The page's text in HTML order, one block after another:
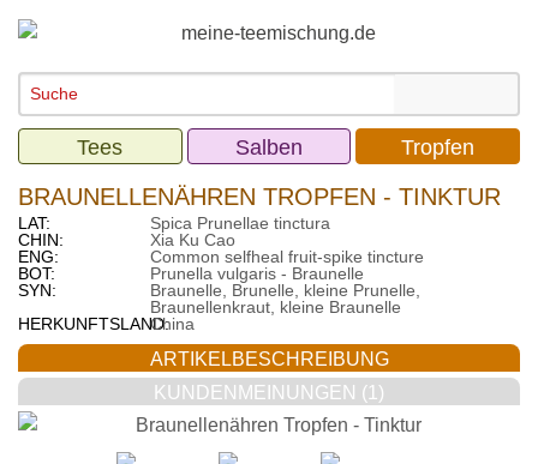
Tees Salben Tropfen
BRAUNELLENÄHREN TROPFEN - TINKTUR
LAT:
Spica Prunellae tinctura
CHIN:
Xia Ku Cao
ENG:
Common selfheal fruit-spike tincture
BOT:
Prunella vulgaris - Braunelle
SYN:
Braunelle, Brunelle, kleine Prunelle,
Braunellenkraut, kleine Braunelle
HERKUNFTSLAND:China
ARTIKELBESCHREIBUNG
KUNDENMEINUNGEN (1)